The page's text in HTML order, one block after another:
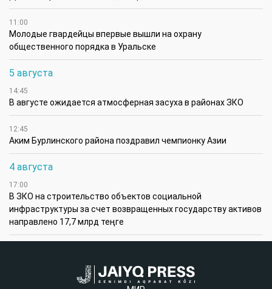
11:00
Молодые гвардейцы впервые вышли на охрану
общественного порядка в Уральске
5 августа
14:45
В августе ожидается атмосферная засуха в районах ЗКО
12:45
Аким Бурлинского района поздравил чемпионку Азии
4 августа
17:00
В ЗКО на строительство объектов социальной
инфраструктуры за счет возвращенных государству активов
направлено 17,7 млрд теңге